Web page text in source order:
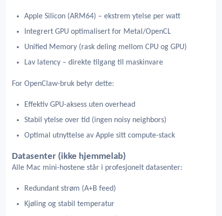
Apple Silicon (ARM64) – ekstrem ytelse per watt
Integrert GPU optimalisert for Metal/OpenCL
Unified Memory (rask deling mellom CPU og GPU)
Lav latency – direkte tilgang til maskinvare
For OpenClaw-bruk betyr dette:
Effektiv GPU-aksess uten overhead
Stabil ytelse over tid (ingen noisy neighbors)
Optimal utnyttelse av Apple sitt compute-stack
Datasenter (ikke hjemmelab)
Alle Mac mini-hostene står i profesjonelt datasenter:
Redundant strøm (A+B feed)
Kjøling og stabil temperatur